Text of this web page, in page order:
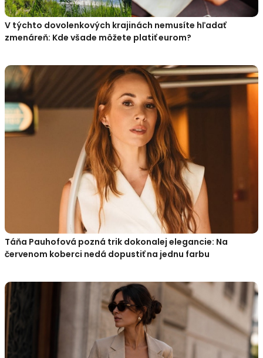
V týchto dovolenkových krajinách nemusíte hľadať
zmenáreň: Kde všade môžete platiť eurom?
Táňa Pauhofová pozná trik dokonalej elegancie: Na
červenom koberci nedá dopustiť na jednu farbu